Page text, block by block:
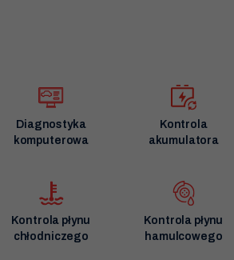
Diagnostyka
komputerowa
Kontrola
akumulatora
Kontrola płynu
chłodniczego
Kontrola płynu
hamulcowego